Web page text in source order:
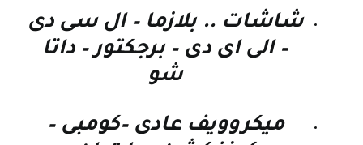
شاشات .. بلازما – ال سى دى
– الى اى دى – برجكتور – داتا
شو
ميكروويف عادى –كومبى –